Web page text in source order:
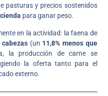
pasturas y precios sostenidos
para ganar peso.
en la actividad: la faena de
(un 11,8% menos que
la producción de carne se
la oferta tanto para el
externo.